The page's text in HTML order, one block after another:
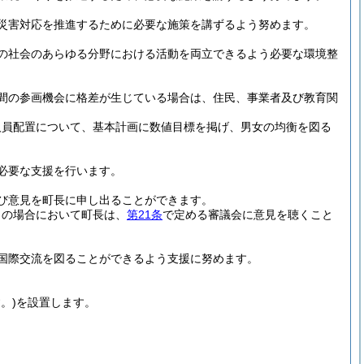
対応を推進するために必要な施策を講ずるよう努めます。
会のあらゆる分野における活動を両立できるよう必要な環境整
参画機会に格差が生じている場合は、住民、事業者及び教育関
配置について、基本計画に数値目標を掲げ、男女の均衡を図る
な支援を行います。
見を町長に申し出ることができます。
場合において町長は、 第21条で定める審議会に意見を聴くこと
交流を図ることができるよう支援に努めます。
)を設置します。